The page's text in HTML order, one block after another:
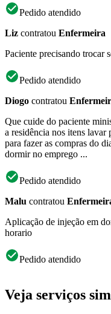
Pedido atendido
Liz contratou Enfermeira
Paciente precisando trocar
Pedido atendido
Diogo contratou
Que cuide do paciente
a residência nos itens lavar
para fazer as compras do
dormir no emprego ...
Pedido atendido
Malu contratou
Aplicação de injeção em
horario
Pedido atendido
Veja serviços